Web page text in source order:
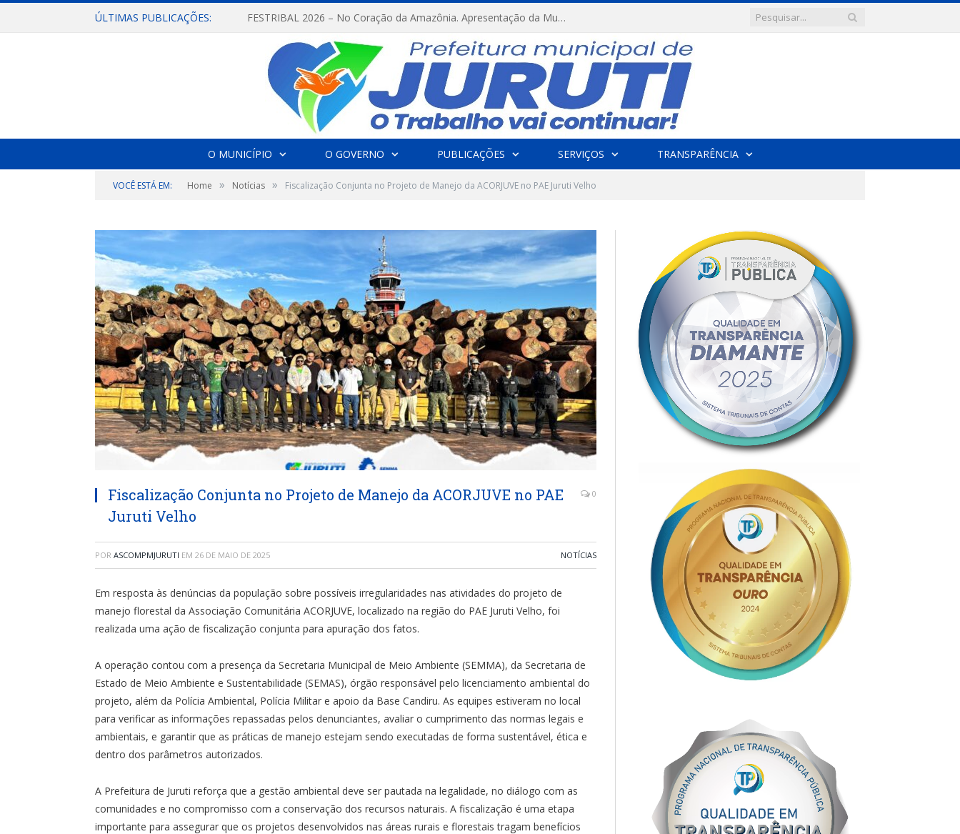
ÚLTIMAS PUBLICAÇÕES: FESTRIBAL 2026 – No Coração da Amazônia. Apresentação da Munduruku.
O MUNICÍPIO O GOVERNO PUBLICAÇÕES SERVIÇOS TRANSPARÊNCIA
VOCÊ ESTÁ EM: Home » Notícias » Fiscalização Conjunta no Projeto de Manejo da ACORJUVE no PAE Juruti Velho
Fiscalização Conjunta no Projeto de Manejo da ACORJUVE no PAE
Juruti Velho
0
POR ASCOMPMJURUTI EM 26 DE MAIO DE 2025 NOTÍCIAS
Em resposta às denúncias da população sobre possíveis irregularidades nas atividades do projeto de
manejo florestal da Associação Comunitária ACORJUVE, localizado na região do PAE Juruti Velho, foi
realizada uma ação de fiscalização conjunta para apuração dos fatos.
A operação contou com a presença da Secretaria Municipal de Meio Ambiente (SEMMA), da Secretaria de
Estado de Meio Ambiente e Sustentabilidade (SEMAS), órgão responsável pelo licenciamento ambiental do
projeto, além da Polícia Ambiental, Polícia Militar e apoio da Base Candiru. As equipes estiveram no local
para verificar as informações repassadas pelos denunciantes, avaliar o cumprimento das normas legais e
ambientais, e garantir que as práticas de manejo estejam sendo executadas de forma sustentável, ética e
dentro dos parâmetros autorizados.
A Prefeitura de Juruti reforça que a gestão ambiental deve ser pautada na legalidade, no diálogo com as
comunidades e no compromisso com a conservação dos recursos naturais. A fiscalização é uma etapa
importante para assegurar que os projetos desenvolvidos nas áreas rurais e florestais tragam benefícios